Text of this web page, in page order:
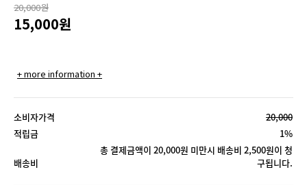
20,000원
15,000원
+ more information +
소비자가격
20,000
적립금
1%
배송비
총 결제금액이 20,000원 미만시 배송비 2,500원이 청
구됩니다.